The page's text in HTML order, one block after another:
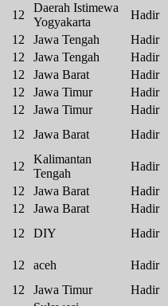
12
Daerah Istimewa
Yogyakarta
Hadir
12 Jawa Tengah
Hadir
12 Jawa Tengah
Hadir
12 Jawa Barat
Hadir
12 Jawa Timur
Hadir
12 Jawa Timur
Hadir
12 Jawa Barat Hadir
12
Kalimantan
Tengah
Hadir
12 Jawa Barat
Hadir
12 Jawa Barat
Hadir
12 DIY Hadir
12 aceh
Hadir
12 Jawa Timur
Hadir